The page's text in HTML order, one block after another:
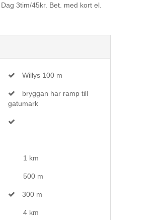
3tim/45kr. Bet. med kort el.
Willys 100 m
bryggan har ramp till
gatumark
1 km
500 m
300 m
4 km